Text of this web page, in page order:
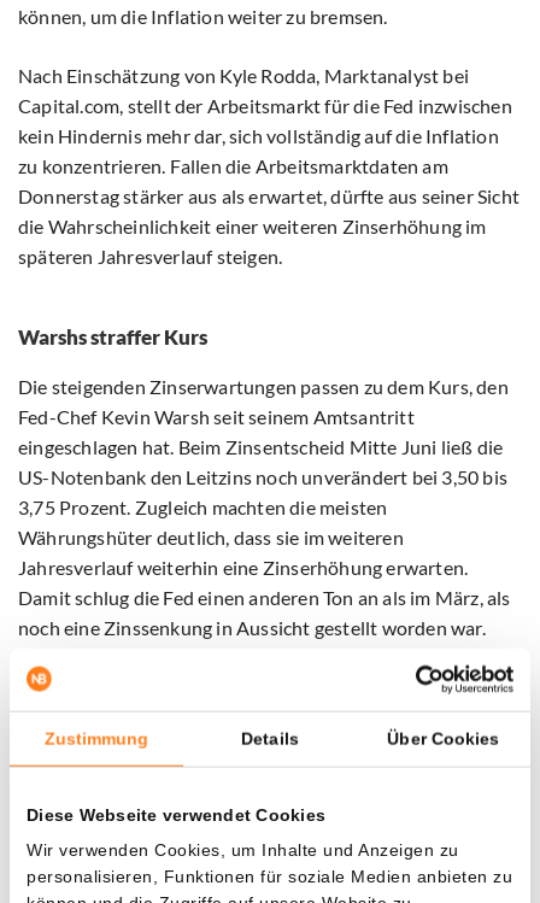
Zustimmung Details Über Cookies
Diese Webseite verwendet Cookies
Wir verwenden Cookies, um Inhalte und Anzeigen zu
personalisieren, Funktionen für soziale Medien anbieten zu
können, um die Inflation weiter zu bremsen.
Nach Einschätzung von Kyle Rodda, Marktanalyst bei
Capital.com, stellt der Arbeitsmarkt für die Fed inzwischen
kein Hindernis mehr dar, sich vollständig auf die Inflation
zu konzentrieren. Fallen die Arbeitsmarktdaten am
Donnerstag stärker aus als erwartet, dürfte aus seiner Sicht
die Wahrscheinlichkeit einer weiteren Zinserhöhung im
späteren Jahresverlauf steigen.
Warshs straffer Kurs
Die steigenden Zinserwartungen passen zu dem Kurs, den
Fed-Chef Kevin Warsh seit seinem Amtsantritt
eingeschlagen hat. Beim Zinsentscheid Mitte Juni ließ die
US-Notenbank den Leitzins noch unverändert bei 3,50 bis
3,75 Prozent. Zugleich machten die meisten
Währungshüter deutlich, dass sie im weiteren
Jahresverlauf weiterhin eine Zinserhöhung erwarten.
Damit schlug die Fed einen anderen Ton an als im März, als
noch eine Zinssenkung in Aussicht gestellt worden war.
Der Kurswechsel hängt mit der wieder gestiegenen
Inflation zusammen. Sie liegt auf dem höchsten Stand seit
drei Jahren, unter anderem wegen der höheren
bei seinem ersten Zinsentscheid unmissverständlich klar,
oberste Priorität hat.